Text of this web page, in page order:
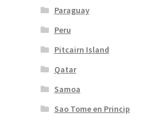
Paraguay
Peru
Pitcairn Island
Qatar
Samoa
Sao Tome en Princip